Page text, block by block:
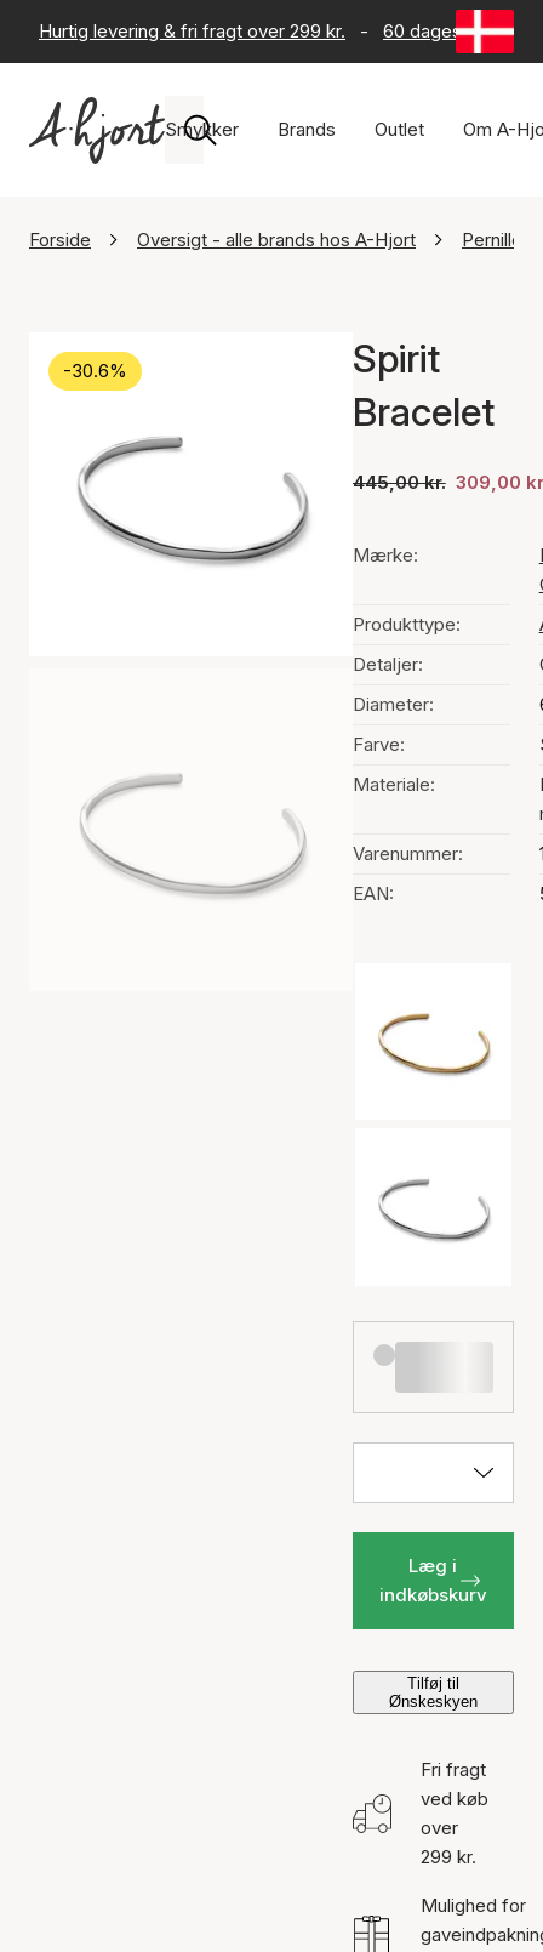
Hurtig levering & fri fragt over 299 kr. - 60 dages returret
Smykker Brands Outlet Om A-
Forside Oversigt - alle brands hos A-Hjort Pernille
-30.6%
Spirit
Bracelet
445,00 kr. 309,00
Mærke:
Produkttype:
Detaljer:
Diameter:
Farve:
Materiale:
Varenummer:
EAN:
Læg i
indkøbskurv
Tilføj til
Ønskeskyen
Fri fragt
ved køb
over
299 kr.
Mulighed for